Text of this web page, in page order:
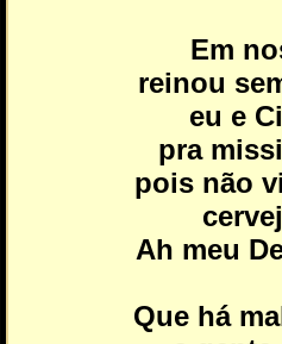
Em
reinou
eu e
pra
pois não
Ah meu
Que há